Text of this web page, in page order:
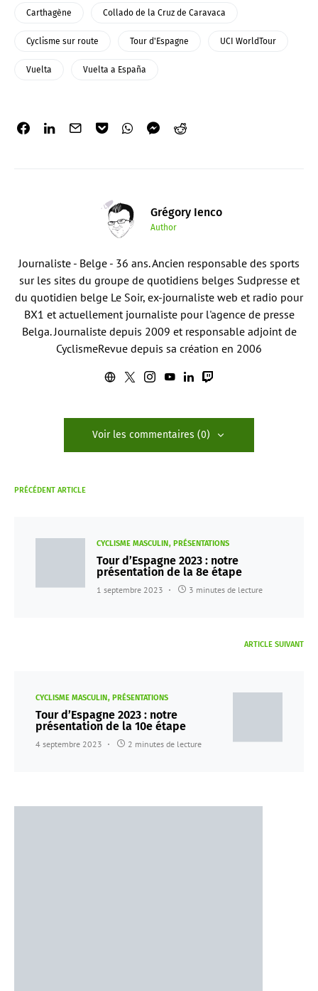
Carthagène Collado de la Cruz de Caravaca
Cyclisme sur route Tour d'Espagne UCI WorldTour
Vuelta Vuelta a España
Grégory Ienco
Author
Journaliste - Belge - 36 ans. Ancien responsable des sports
sur les sites du groupe de quotidiens belges Sudpresse et
du quotidien belge Le Soir, ex-journaliste web et radio pour
BX1 et actuellement journaliste pour l'agence de presse
Belga. Journaliste depuis 2009 et responsable adjoint de
CyclismeRevue depuis sa création en 2006
Voir les commentaires (0)
PRÉCÉDENT ARTICLE
CYCLISME MASCULIN PRÉSENTATIONS
Tour d’Espagne 2023 : notre
présentation de la 8e étape
1 septembre 2023 3 minutes de lecture
ARTICLE SUIVANT
CYCLISME MASCULIN PRÉSENTATIONS
Tour d’Espagne 2023 : notre
présentation de la 10e étape
4 septembre 2023 2 minutes de lecture